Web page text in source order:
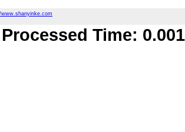
www.shanyinke.com
Processed Time: